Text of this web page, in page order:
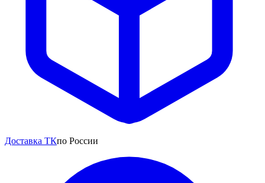
Доставка ТКпо России